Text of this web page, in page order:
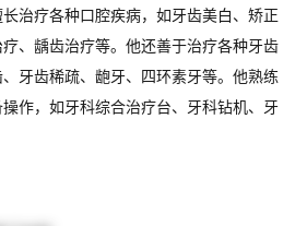
长治疗各种口腔疾病，如牙齿美白、矫正
、龋齿治疗等。他还善于治疗各种牙齿
牙齿稀疏、龅牙、四环素牙等。他熟练
作，如牙科综合治疗台、牙科钻机、牙